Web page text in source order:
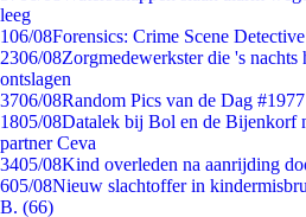
leeg
106/08Forensics: Crime Scene Detective
2306/08Zorgmedewerkster die 's nachts
ontslagen
3706/08Random Pics van de Dag #1977
1805/08Datalek bij Bol en de Bijenkorf
partner Ceva
3405/08Kind overleden na aanrijding
605/08Nieuw slachtoffer in
B. (66)